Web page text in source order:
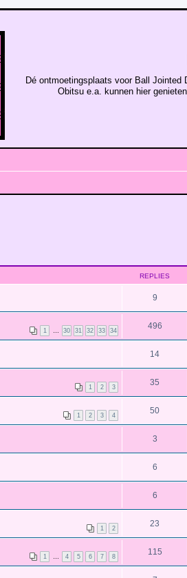
Dé ontmoetingsplaats voor Ball
Obitsu e.a. kunnen hier
REPLIES
9
1 30 31 32 33 34 496
14
1 2 3 35
1 2 3 4 50
3
6
6
1 2 23
1 4 5 6 7 8 115